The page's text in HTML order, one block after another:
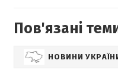
Пов'язані
НОВИНИ